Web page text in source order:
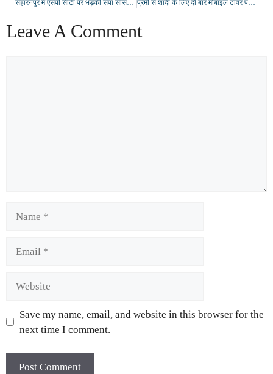
सहारनपुर में एसपी सीटी पर भड़की सपा सांसद इकरा हसन, बोली- गोली मार दोगे क्या हमें, मार दो…… प्रेमी से शादी के लिए दो बार मोबाइल टावर पर चढ़ी प्रेमिका नाजिया, बेंगलुरु से पहुंचा मेहताब, हुआ निकाह
Leave A Comment
Save my name, email, and website in this browser for the
next time I comment.